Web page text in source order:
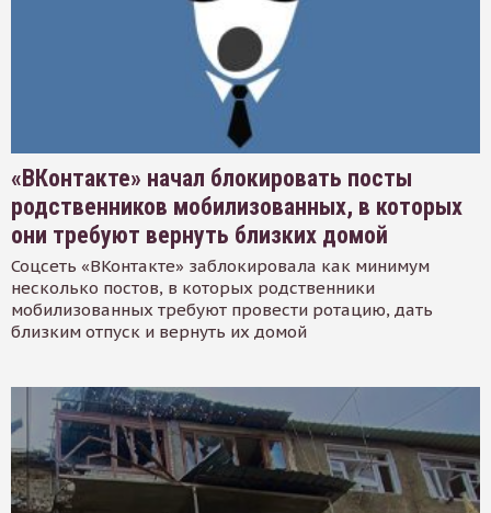
«ВКонтакте» начал блокировать посты
родственников мобилизованных, в которых
они требуют вернуть близких домой
Соцсеть «ВКонтакте» заблокировала как минимум
несколько постов, в которых родственники
мобилизованных требуют провести ротацию, дать
близким отпуск и вернуть их домой